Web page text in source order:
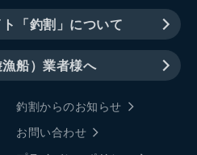
「釣割」について
船）業者様へ
釣割からのお知らせ
お問い合わせ